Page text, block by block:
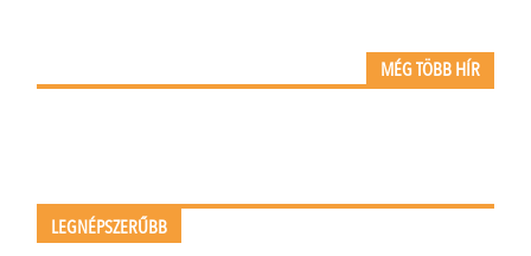
MÉG TÖBB HÍR
LEGNÉPSZERŰBB